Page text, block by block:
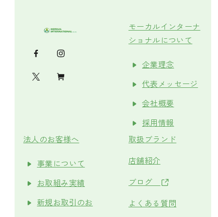
モーカルインターナ
ショナルについて
企業理念
代表メッセージ
会社概要
採用情報
法人のお客様へ
事業について
お取組み実績
新規お取引のお
取扱ブランド
店舗紹介
ブログ
よくある質問